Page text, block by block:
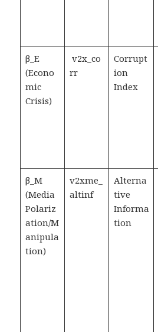
β_E
(Econo
mic
Crisis)
v2x_co
rr
Corrupt
ion
Index
β_M
(Media
Polariz
ation/M
anipula
tion)
v2xme_
altinf
Alterna
tive
Informa
tion